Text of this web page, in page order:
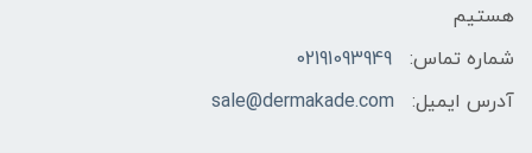
هستیم
شماره تماس:
02191093949
آدرس ایمیل:
sale@dermakade.com